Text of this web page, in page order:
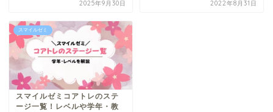
2025年9月30日 2022年8月31日
スマイルゼミ
スマイルゼミコアトレのステ
ージ一覧！レベルや学年・教